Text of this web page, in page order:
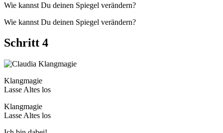
Wie kannst Du deinen Spiegel verändern?
Wie kannst Du deinen Spiegel verändern?
Schritt 4
Klangmagie
Lasse Altes los
Klangmagie
Lasse Altes los